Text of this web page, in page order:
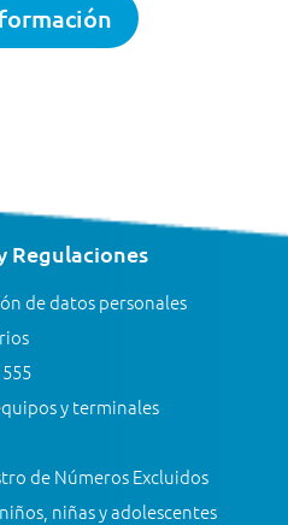
Regulaciones
de datos personales
y terminales
de Números Excluidos
niñas y adolescentes